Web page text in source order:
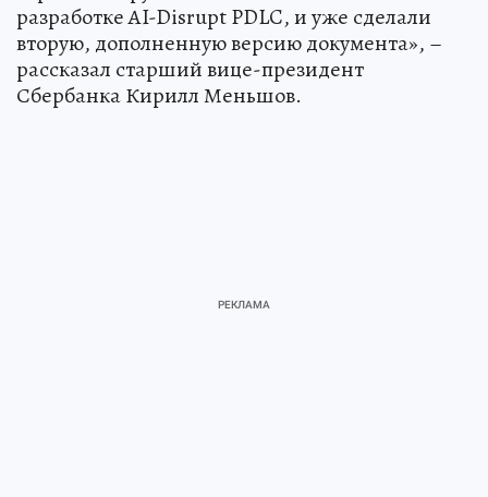
разработке AI-Disrupt PDLC, и уже сделали
вторую, дополненную версию документа», –
рассказал старший вице-президент
Сбербанка Кирилл Меньшов.